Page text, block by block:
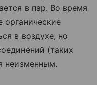
в пар. Во время
органические
в воздухе, но
(таких
неизменным.